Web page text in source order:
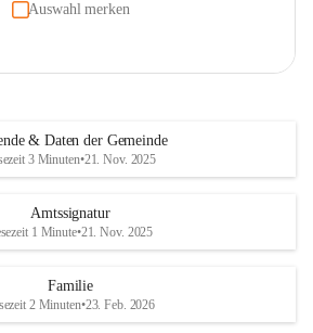
Auswahl merken
& Daten der Gemeinde
3 Minuten•21. Nov. 2025
Amtssignatur
1 Minute•21. Nov. 2025
Familie
2 Minuten•23. Feb. 2026